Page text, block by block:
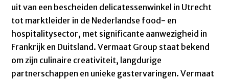
uit van een bescheiden delicatessenwinkel in Utrecht
tot marktleider in de Nederlandse food- en
hospitalitysector, met significante aanwezigheid in
Frankrijk en Duitsland. Vermaat Group staat bekend
om zijn culinaire creativiteit, langdurige
partnerschappen en unieke gastervaringen. Vermaat